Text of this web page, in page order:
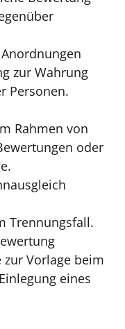
zur Wahrung
Personen.
Rahmen von
oder
Trennungsfall.
Vorlage beim
eines